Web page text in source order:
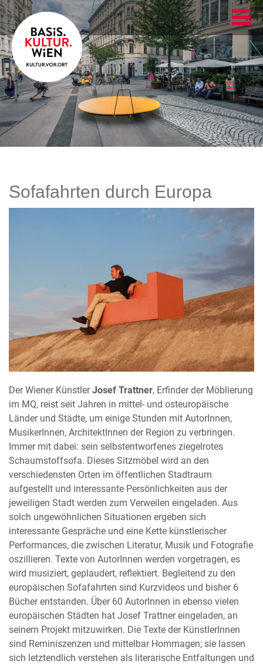
Sofafahrten durch Europa
Der Wiener KünstlerJosef Trattner, Erfinder der Möblierung
im MQ, reist seit Jahren in mittel- und osteuropäische
Länder und Städte, um einige Stunden mit AutorInnen,
MusikerInnen, ArchitektInnen der Region zu verbringen.
Immer mit dabei: sein selbstentworfenes ziegelrotes
Schaumstoffsofa. Dieses Sitzmöbel wird an den
verschiedensten Orten im öffentlichen Stadtraum
aufgestellt und interessante Persönlichkeiten aus der
jeweiligen Stadt werden zum Verweilen eingeladen. Aus
solch ungewöhnlichen Situationen ergeben sich
interessante Gespräche und eine Kette künstlerischer
Performances, die zwischen Literatur, Musik und Fotografie
oszillieren. Texte von AutorInnen werden vorgetragen, es
wird musiziert, geplaudert, reflektiert. Begleitend zu den
europäischen Sofafahrten sind Kurzvideos und bisher 6
Bücher entstanden. Über 60 AutorInnen in ebenso vielen
europäischen Städten hat Josef Trattner eingeladen, an
seinem Projekt mitzuwirken. Die Texte der KünstlerInnen
sind Reminiszenzen und mittelbar Hommagen; sie lassen
sich letztendlich verstehen als literarische Entfaltungen und